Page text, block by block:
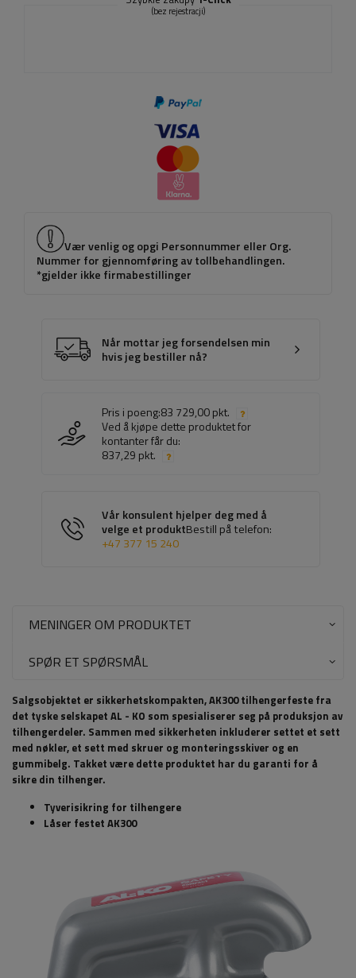
(bez rejestracji)
Vær venlig og opgi Personnummer eller Org.
Nummer for gjennomføring av tollbehandlingen.
*gjelder ikke firmabestillinger
Når mottar jeg forsendelsen min
hvis jeg bestiller nå?
Pris i poeng:83 729,00 pkt.
Ved å kjøpe dette produktet for
kontanter får du:
837,29 pkt.
Vår konsulent hjelper deg med å
velge et produktBestill på telefon:
+47 377 15 240
MENINGER OM PRODUKTET
SPØR ET SPØRSMÅL
Salgsobjektet er sikkerhetskompakten, AK300 tilhengerfeste fra
det tyske selskapet AL - KO som spesialiserer seg på produksjon av
tilhengerdeler. Sammen med sikkerheten inkluderer settet et sett
med nøkler, et sett med skruer og monteringsskiver og en
gummibelg. Takket være dette produktet har du garanti for å
sikre din tilhenger.
Tyverisikring for tilhengere
Låser festet AK300